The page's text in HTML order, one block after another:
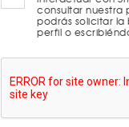
consultar nuestra
podrás solicitar
perfil o